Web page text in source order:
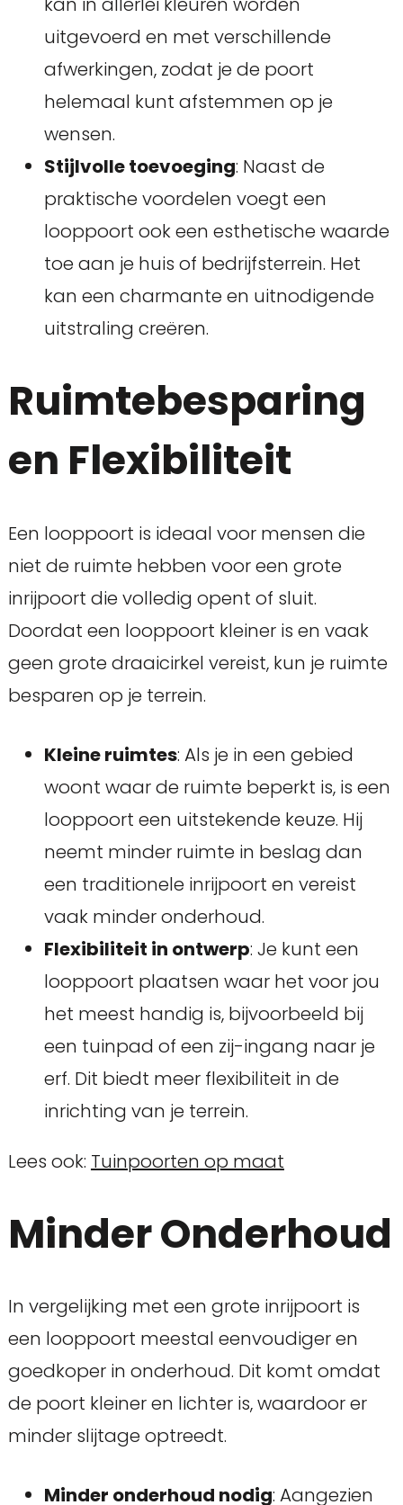
uitgevoerd en met verschillende
afwerkingen, zodat je de poort
helemaal kunt afstemmen op je
wensen.
Stijlvolle toevoeging: Naast de
praktische voordelen voegt een
looppoort ook een esthetische waarde
toe aan je huis of bedrijfsterrein. Het
kan een charmante en uitnodigende
uitstraling creëren.
Ruimtebesparing
en Flexibiliteit
Een looppoort is ideaal voor mensen die
niet de ruimte hebben voor een grote
inrijpoort die volledig opent of sluit.
Doordat een looppoort kleiner is en vaak
geen grote draaicirkel vereist, kun je ruimte
besparen op je terrein.
Kleine ruimtes: Als je in een gebied
woont waar de ruimte beperkt is, is een
looppoort een uitstekende keuze. Hij
neemt minder ruimte in beslag dan
een traditionele inrijpoort en vereist
vaak minder onderhoud.
Flexibiliteit in ontwerp: Je kunt een
looppoort plaatsen waar het voor jou
het meest handig is, bijvoorbeeld bij
een tuinpad of een zij-ingang naar je
erf. Dit biedt meer flexibiliteit in de
inrichting van je terrein.
Lees ook: Tuinpoorten op maat
Minder Onderhoud
In vergelijking met een grote inrijpoort is
een looppoort meestal eenvoudiger en
goedkoper in onderhoud. Dit komt omdat
de poort kleiner en lichter is, waardoor er
minder slijtage optreedt.
Minder onderhoud nodig: Aangezien